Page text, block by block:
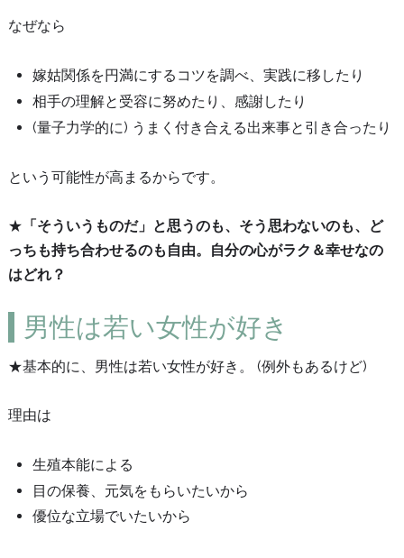
なぜなら
嫁姑関係を円満にするコツを調べ、実践に移したり
相手の理解と受容に努めたり、感謝したり
(量子力学的に) うまく付き合える出来事と引き合ったり
という可能性が高まるからです。
★ 「そういうものだ」と思うのも、そう思わないのも、ど
っちも持ち合わせるのも自由。自分の心がラク＆幸せなの
はどれ？
男性は若い女性が好き
★基本的に、男性は若い女性が好き。 (例外もあるけど)
理由は
生殖本能による
目の保養、元気をもらいたいから
優位な立場でいたいから